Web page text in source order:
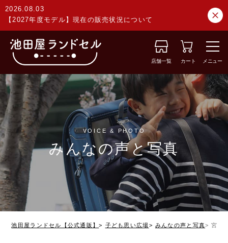
2026.08.03
【2027年度モデル】現在の販売状況について
店舗一覧 カート メニュー
VOICE & PHOTO
みんなの声と写真
池田屋ランドセル【公式通販】 子ども思い広場 みんなの声と写真 宮崎